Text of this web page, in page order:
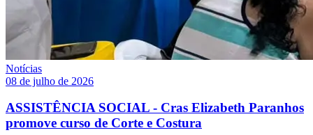
Notícias
08 de julho de 2026
ASSISTÊNCIA SOCIAL - Cras Elizabeth Paranhos
promove curso de Corte e Costura